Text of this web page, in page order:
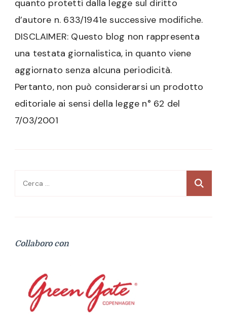
quanto protetti dalla legge sul diritto
d’autore n. 633/1941e successive modifiche.
DISCLAIMER: Questo blog non rappresenta
una testata giornalistica, in quanto viene
aggiornato senza alcuna periodicità.
Pertanto, non può considerarsi un prodotto
editoriale ai sensi della legge n° 62 del
7/03/2001
Ricerca
Collaboro con